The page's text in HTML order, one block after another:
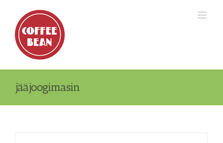
content
jääjoogimasin